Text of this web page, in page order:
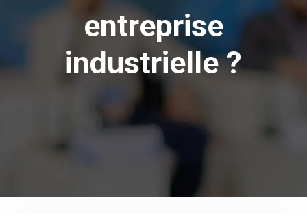
entreprise
industrielle ?